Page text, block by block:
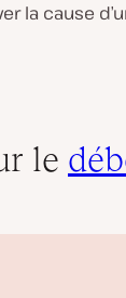
la cause
le